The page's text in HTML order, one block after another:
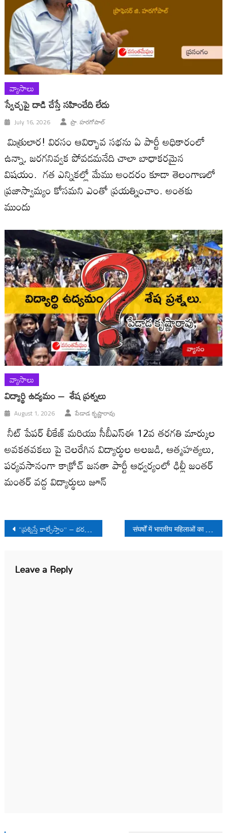
వ్యాసాలు
స్వేచ్చపై దాడి చేస్తే సహించేది లేదు
July 16, 2026 ప్రొ. హరగోపాల్
మిత్రులార! విరసం ఆవిర్భావ సభను ఏ పార్టీ అధికారంలో
ఉన్నా, జరగనివ్వక పోవడమనేది చాలా బాధాకరమైన
విషయం. గత ఎన్నికల్లో మేము అందరం కూడా తెలంగాణలో
ప్రజాస్వామ్యం కోసమని ఎంతో ప్రయత్నించాం. అంతకు
ముందు
వ్యాసాలు
విద్యార్థి ఉద్యమం – శేష ప్రశ్నలు
August 1, 2026 పేడాడ కృష్ణారావు
నీట్ పేపర్ లీకేజ్ మరియు సీబీఎస్ఈ 12వ తరగతి మార్కుల
అవకతవకలు పై చెలరేగిన విద్యార్థుల అలజడి, ఆత్మహత్యలు,
పర్యవసానంగా కాక్రోచ్ జనతా పార్టీ ఆధ్వర్యంలో ఢిల్లీ జంతర్
మంతర్ వద్ద విద్యార్థులు జూన్
Post
navigation
“ప్రశ్నిస్తే కాల్చేస్తాం” – భరత్ భూషణ్ తివారీ “ఎన్ కౌంటర్?” संघर्षों में भारतीय महिलाओं का इतिहास
Leave a Reply